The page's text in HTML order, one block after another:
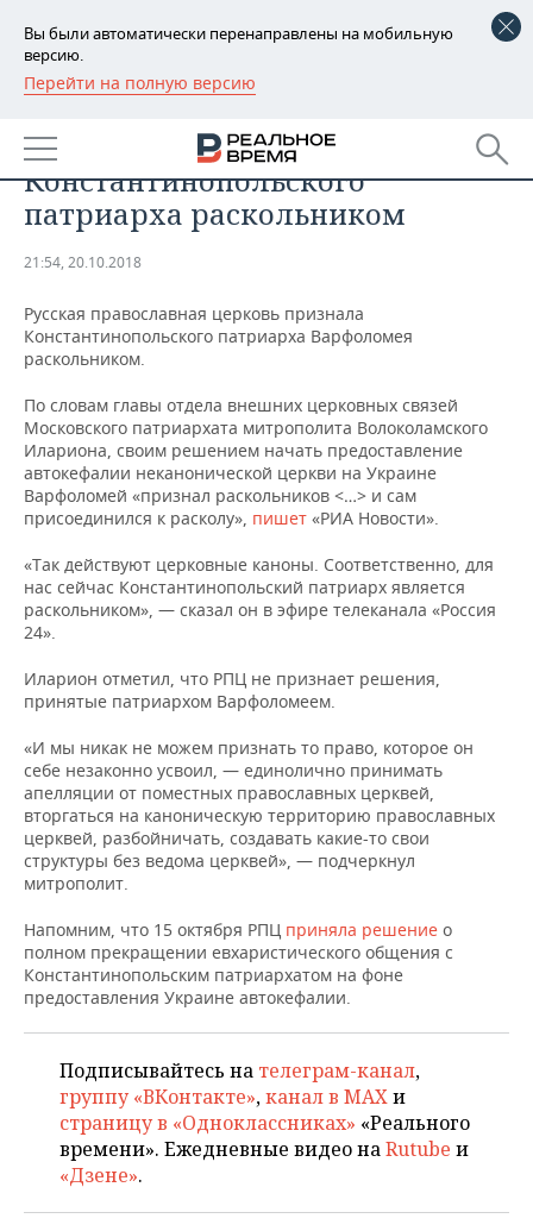
Вы были автоматически перенаправлены на мобильную
версию.
Перейти на полную версию
РЕГИОНЫ
БАШКОРТОСТАН
ТАТАРСТАН
НОВОСТИ
АНАЛИТИКА
ДЕКЛАРАЦИИ О ДОХОДАХ
КОРОЛИ ГОСЗАКАЗА ПФО
ВУЗЫ ТАТАРСТАНА
КОМУ ПРИНАДЛЕЖАТ
ТОРГОВЫЕ ЦЕНТРЫ
ТАТАРСТАНА
НОВОСТИ ЭКОНОМИКИ
ФИНАНСЫ
БАНКИ
БЮДЖЕТ
ИНВЕСТИЦИИ
ПРОМЫШЛЕННОСТЬ
НОВОСТИ
АГРОПРОМ
МАШИНОСТРОЕНИЕ
НЕФТЬ
ЭНЕРГЕТИКА
НЕДВИЖИМОСТЬ
НОВОСТИ НЕДВИЖИМОСТИ
АВТО
НОВОСТИ АВТО
БИЗНЕС
НОВОСТИ БИЗНЕСА
РОЗНИЧНАЯ ТОРГОВЛЯ
ТРАНСПОРТ
УСЛУГИ
ТЕХНОЛОГИИ
НОВОСТИ ТЕХНОЛОГИЙ
IT
МЕДИА
ТЕЛЕКОММУНИКАЦИИ
МЕРОПРИЯТИЯ
НОВОСТИ МЕРОПРИЯТИЙ
ВЫЕЗДНАЯ РЕДАКЦИЯ
БИЗНЕС-БРАНЧИ
ONLINE-КОНФЕРЕНЦИИ
ОТКРЫТАЯ ЛЕКЦИЯ
СПОРТ
НОВОСТИ СПОРТА
ФУТБОЛ
ХОККЕЙ
БАСКЕТБОЛ
КИБЕРСПОРТ
ФИГУРНОЕ КАТАНИЕ
ВОДНЫЕ ВИДЫ СПОРТА
ХОККЕЙ С МЯЧОМ
ОБЩЕСТВО
НОВОСТИ ОБЩЕСТВА
ВЛАСТЬ
ИНФРАСТРУКТУРА
КУЛЬТУРА
МЕДИЦИНА
ОБРАЗОВАНИЕ
ПРОИСШЕСТВИЯ
ФОТОГАЛЕРЕЯ
СЮЖЕТЫ
СПРАВОЧНИК
СПИСОК КОМПАНИЙ
В РПЦ признали
Константинопольского
патриарха раскольником
21:54, 20.10.2018
Русская православная церковь признала
Константинопольского патриарха Варфоломея
раскольником.
По словам главы отдела внешних церковных связей
Московского патриархата митрополита Волоколамского
Илариона, своим решением начать предоставление
автокефалии неканонической церкви на Украине
Варфоломей «признал раскольников <…> и сам
присоединился к расколу», пишет «РИА Новости».
«Так действуют церковные каноны. Соответственно, для
нас сейчас Константинопольский патриарх является
раскольником», — сказал он в эфире телеканала «Россия
24».
Иларион отметил, что РПЦ не признает решения,
принятые патриархом Варфоломеем.
«И мы никак не можем признать то право, которое он
себе незаконно усвоил, — единолично принимать
апелляции от поместных православных церквей,
вторгаться на каноническую территорию православных
церквей, разбойничать, создавать какие-то свои
структуры без ведома церквей», — подчеркнул
митрополит.
Напомним, что 15 октября РПЦ приняла решение о
полном прекращении евхаристического общения с
Константинопольским патриархатом на фоне
предоставления Украине автокефалии.
Подписывайтесь на телеграм-канал,
группу «ВКонтакте»,канал в MAXи
страницу в «Одноклассниках» «Реального
времени». Ежедневные видео наRutube и
«Дзене».